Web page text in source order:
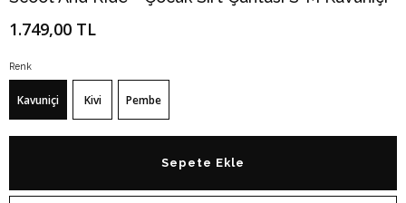
1.749,00 TL
Renk
Kavuniçi Kivi Pembe
Sepete Ekle